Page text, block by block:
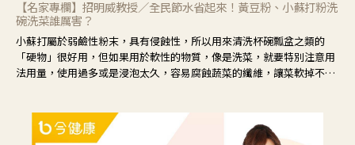
【名家專欄】招明威教授／全民節水省起來！黃豆粉、小蘇打粉洗
碗洗菜誰厲害？
小蘇打屬於弱鹼性粉末，具有侵蝕性，所以用來清洗杯碗瓢盆之類的
「硬物」很好用，但如果用於軟性的物質，像是洗菜，就要特別注意用
法用量，使用過多或是浸泡太久，容易腐蝕蔬菜的纖維，讓菜軟掉不清